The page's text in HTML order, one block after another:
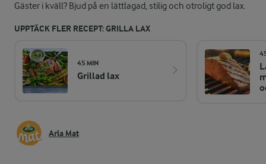
Gäster i kväll? Bjud på en lättlagad, stilig och otroligt god lax.
UPPTÄCK FLER RECEPT: GRILLA LAX
45 MIN
Grillad lax
Arla Mat